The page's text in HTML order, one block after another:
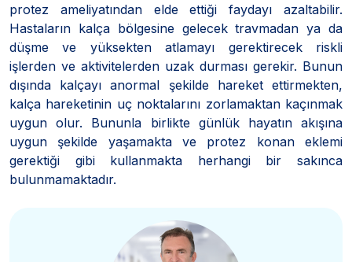
protez ameliyatından elde ettiği faydayı azaltabilir.
Hastaların kalça bölgesine gelecek travmadan ya da
düşme ve yüksekten atlamayı gerektirecek riskli
işlerden ve aktivitelerden uzak durması gerekir. Bunun
dışında kalçayı anormal şekilde hareket ettirmekten,
kalça hareketinin uç noktalarını zorlamaktan kaçınmak
uygun olur. Bununla birlikte günlük hayatın akışına
uygun şekilde yaşamakta ve protez konan eklemi
gerektiği gibi kullanmakta herhangi bir sakınca
bulunmamaktadır.